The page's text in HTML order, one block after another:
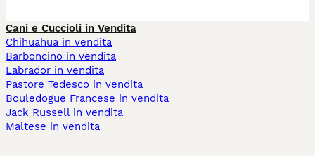
Cani e Cuccioli in Vendita
Chihuahua in vendita
Barboncino in vendita
Labrador in vendita
Pastore Tedesco in vendita
Bouledogue Francese in vendita
Jack Russell in vendita
Maltese in vendita